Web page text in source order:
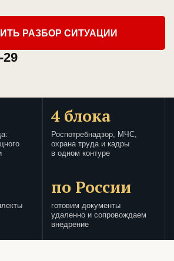
РАЗБОР СИТУАЦИИ
29
4 блока
Роспотребнадзор, МЧС,
охрана труда и кадры
в одном контуре
по России
готовим документы
удаленно и сопровождаем
внедрение